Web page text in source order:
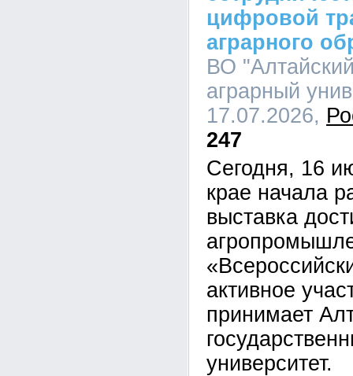
цифровой
аграрного
ВО
аграрный
17.07.2026,
247
Сегодня, 16
крае начала
выставка
активное
принимает
университет.